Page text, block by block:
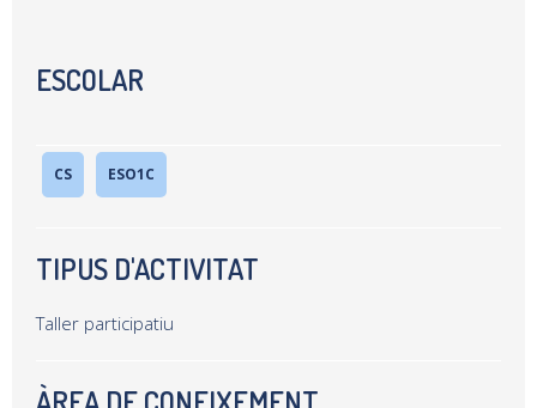
ESCOLAR
CS ESO1C
TIPUS D'ACTIVITAT
Taller participatiu